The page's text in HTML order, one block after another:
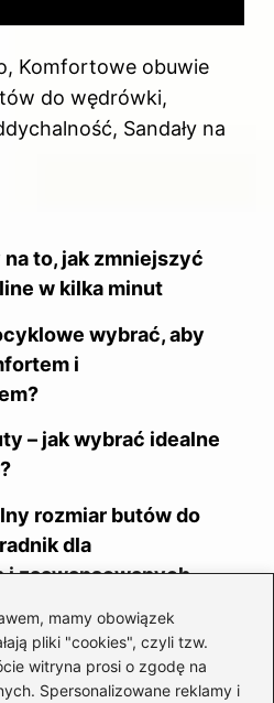
mamy obowiązek
pliki "cookies", czyli tzw.
witryna prosi o zgodę na
Spersonalizowane reklamy i
Komfortowe obuwie
do wędrówki,
Sandały na
to, jak zmniejszyć
w kilka minut
wybrać, aby
i
– jak wybrać idealne
rozmiar butów do
dla
zaawansowanych.
na wygodny
jak uszyć hamak dla